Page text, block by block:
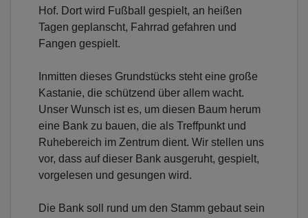
Hof. Dort wird Fußball gespielt, an heißen
Tagen geplanscht, Fahrrad gefahren und
Fangen gespielt.
Inmitten dieses Grundstücks steht eine große
Kastanie, die schützend über allem wacht.
Unser Wunsch ist es, um diesen Baum herum
eine Bank zu bauen, die als Treffpunkt und
Ruhebereich im Zentrum dient. Wir stellen uns
vor, dass auf dieser Bank ausgeruht, gespielt,
vorgelesen und gesungen wird.
Die Bank soll rund um den Stamm gebaut sein